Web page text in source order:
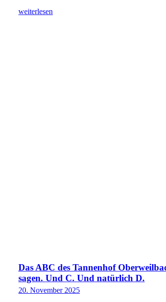
weiterlesen
Das ABC des Tannenhof
sagen. Und C. Und natürlich D.
20. November 2025